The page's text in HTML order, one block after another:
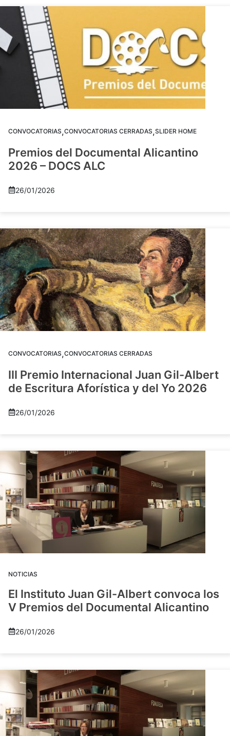
CONVOCATORIAS,CONVOCATORIAS CERRADAS,SLIDER HOME
Premios del Documental Alicantino
2026 – DOCS ALC
26/01/2026
CONVOCATORIAS,CONVOCATORIAS CERRADAS
III Premio Internacional Juan Gil-Albert
de Escritura Aforística y del Yo 2026
26/01/2026
NOTICIAS
El Instituto Juan Gil-Albert convoca los
V Premios del Documental Alicantino
26/01/2026